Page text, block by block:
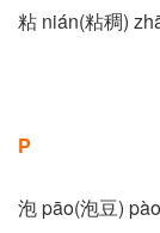
粘 nián(粘稠)
P
泡 pāo(泡豆)